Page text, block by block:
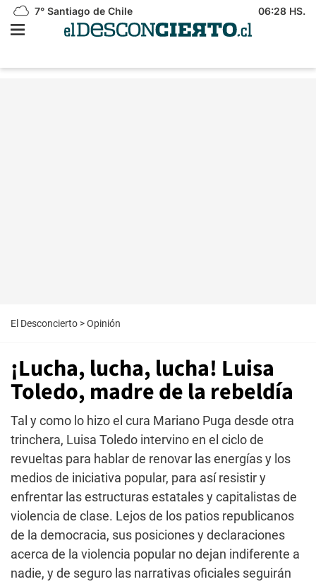
7° Santiago de Chile 06:28 HS.
El Desconcierto >Opinión
¡Lucha, lucha, lucha! Luisa
Toledo, madre de la rebeldía
Tal y como lo hizo el cura Mariano Puga desde otra
trinchera, Luisa Toledo intervino en el ciclo de
revueltas para hablar de renovar las energías y los
medios de iniciativa popular, para así resistir y
enfrentar las estructuras estatales y capitalistas de
violencia de clase. Lejos de los patios republicanos
de la democracia, sus posiciones y declaraciones
acerca de la violencia popular no dejan indiferente a
nadie, y de seguro las narrativas oficiales seguirán